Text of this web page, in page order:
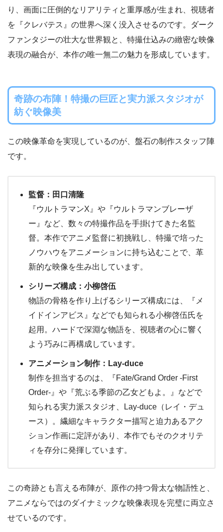
り、画面に圧倒的なリアリティと重厚感が生まれ、視聴者
を『クレバテス』の世界へ深く没入させるのです。ダーク
ファンタジーの壮大な世界観と、特撮仕込みの緻密な映像
表現の融合が、本作の唯一無二の魅力を形成しています。
奇跡の布陣！特撮の巨匠と実力派スタジオが
紡ぐ映像美
この映像革命を実現しているのが、盤石の制作スタッフ陣
です。
監督：田口清隆
『ウルトラマンX』や『ウルトラマンブレーザ
ー』など、数々の特撮作品を手掛けてきた名監
督。本作でアニメ監督に初挑戦し、特撮で培った
ノウハウをアニメーションに持ち込むことで、革
新的な映像を生み出しています。
シリーズ構成：小柳啓伍
物語の骨格を作り上げるシリーズ構成には、『メ
イドインアビス』などでも知られる小柳啓伍氏を
起用。ハードで深淵な物語を、視聴者の心に響く
よう巧みに再構成しています。
アニメーション制作：Lay-duce
制作を担当するのは、『Fate/Grand Order -First
Order-』や『荒ぶる季節の乙女どもよ。』などで
知られる実力派スタジオ、Lay-duce（レイ・デュ
ース）。繊細なキャラクター描写と迫力あるアク
ション作画に定評があり、本作でもそのクオリテ
ィを存分に発揮しています。
この奇跡とも言える布陣が、原作の持つ骨太な物語性と、
アニメならではのダイナミックな映像表現を完璧に両立さ
せているのです。